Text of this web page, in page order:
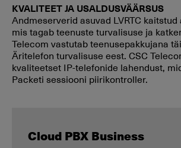
KVALITEET JA USALDUSVÄÄRSUS
Andmeserverid asuvad LVRTC
mis tagab teenuste turvalisuse ja
Telecom vastutab teenusepakkujana
Äritelefon turvalisuse eest. CSC
kvaliteetset IP-telefonide lahendust,
Packeti sessiooni piirikontroller.
Cloud PBX Business